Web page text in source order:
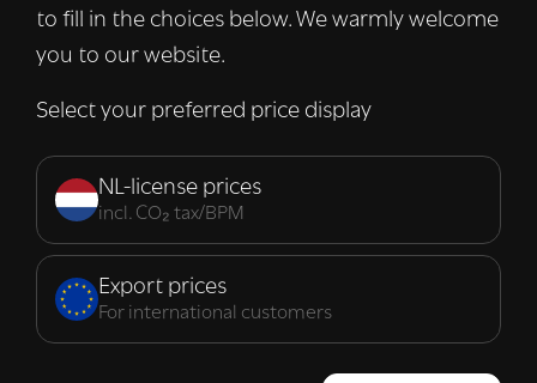
to fill in the choices below. We warmly welcome
you to our website.
Select your preferred price display
NL-license prices
incl. CO₂ tax/BPM
Export prices
For international customers
die deze kunnen combineren met andere
informatie die u aan hen heeft verstrekt of
van hun diensten. Lees verder
Strikt
noodzakelijk
Prestatie Targeting